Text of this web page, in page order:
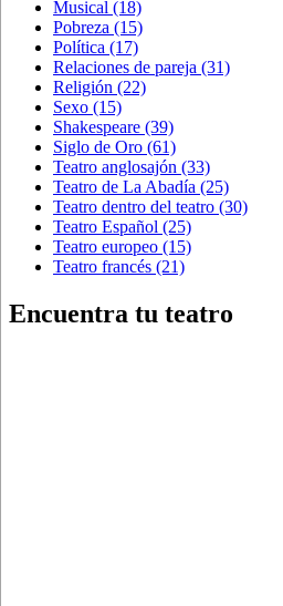
Musical (18)
Pobreza (15)
Política (17)
Relaciones de pareja (31)
Religión (22)
Sexo (15)
Shakespeare (39)
Siglo de Oro (61)
Teatro anglosajón (33)
Teatro de La Abadía (25)
Teatro dentro del teatro (30)
Teatro Español (25)
Teatro europeo (15)
Teatro francés (21)
Encuentra tu teatro